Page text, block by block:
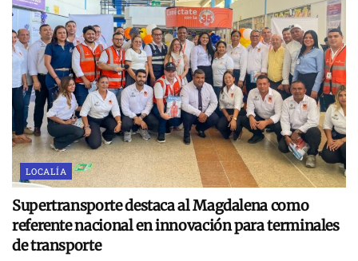
LOCALÍA
Supertransporte destaca al Magdalena como
referente nacional en innovación para terminales
de transporte